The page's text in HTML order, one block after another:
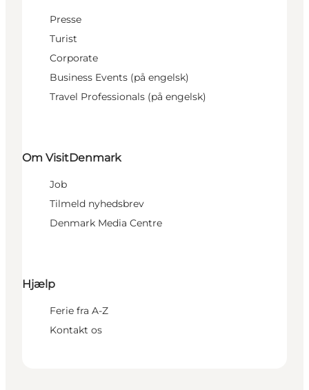
Presse
Turist
Corporate
Business Events (på engelsk)
Travel Professionals (på engelsk)
Om VisitDenmark
Job
Tilmeld nyhedsbrev
Denmark Media Centre
Hjælp
Ferie fra A-Z
Kontakt os